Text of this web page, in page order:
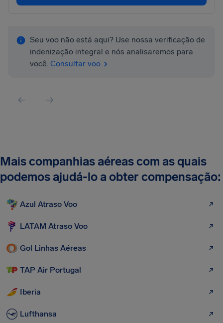
Seu voo não está aqui? Use nossa verificação de
indenização integral e nós analisaremos para
você. Consultar voo
Mais companhias aéreas com as quais
podemos ajudá-lo a obter compensação:
Azul Atraso Voo
LATAM Atraso Voo
Gol Linhas Aéreas
TAP Air Portugal
Iberia
Lufthansa